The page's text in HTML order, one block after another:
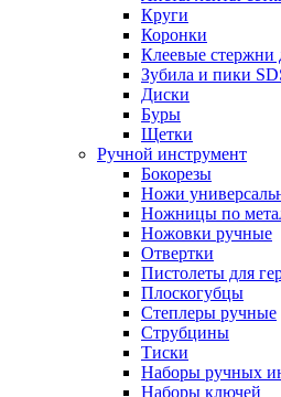
Круги
Коронки
Клеевые стержни
Зубила и пики
Диски
Буры
Щетки
Ручной инструмент
Бокорезы
Ножи
Ножницы по
Ножовки ручные
Отвертки
Пистолеты для
Плоскогубцы
Степлеры ручные
Струбцины
Тиски
Наборы ручных
Наборы ключей